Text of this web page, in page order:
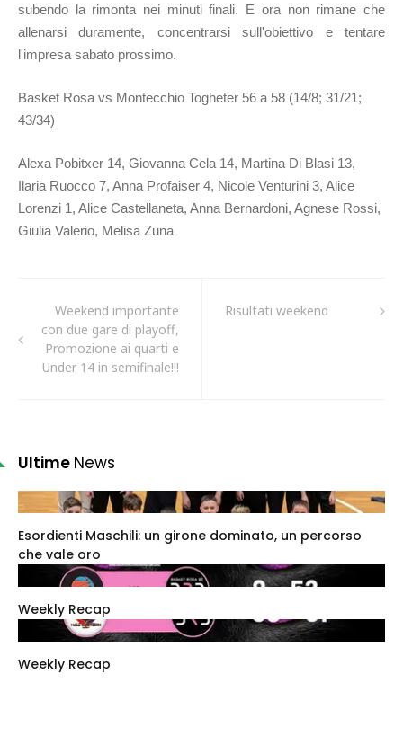
subendo la rimonta nei minuti finali. E ora non rimane che
allenarsi duramente, concentrarsi sull'obiettivo e tentare
l'impresa sabato prossimo.
Basket Rosa vs Montecchio Togheter 56 a 58 (14/8; 31/21;
43/34)
Alexa Pobitxer 14, Giovanna Cela 14, Martina Di Blasi 13,
Ilaria Ruocco 7, Anna Profaiser 4, Nicole Venturini 3, Alice
Lorenzi 1, Alice Castellaneta, Anna Bernardoni, Agnese Rossi,
Giulia Valerio, Melisa Zuna
Weekend importante
con due gare di playoff,
Promozione ai quarti e
Under 14 in semifinale!!!
Risultati weekend
Ultime News
Esordienti Maschili: un girone dominato, un percorso
che vale oro
Weekly Recap
Weekly Recap